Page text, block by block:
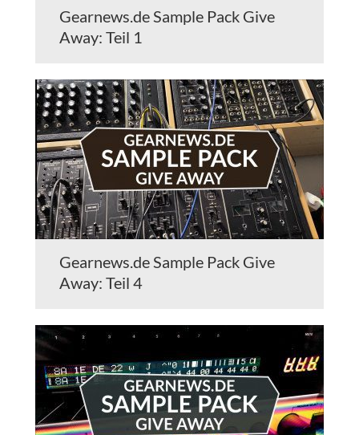
Gearnews.de Sample Pack Give
Away: Teil 1
Gearnews.de Sample Pack Give
Away: Teil 4